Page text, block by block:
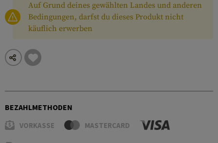
Auf Grund deines gewählten Landes und anderen
Bedingungen, darfst du dieses Produkt nicht
käuflich erwerben
BEZAHLMETHODEN
VORKASSE MASTERCARD